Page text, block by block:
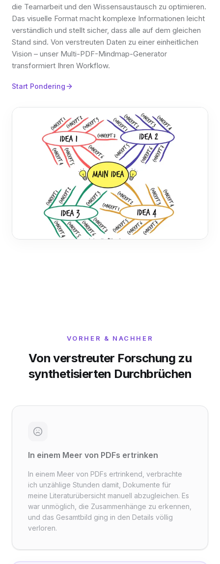
die Teamarbeit und den Wissensaustausch zu optimieren.
Das visuelle Format macht komplexe Informationen leicht
verständlich und stellt sicher, dass alle auf dem gleichen
Stand sind. Von verstreuten Daten zu einer einheitlichen
Vision – unser Multi-PDF-Mindmap-Generator
transformiert Ihren Workflow.
Start Pondering
VORHER & NACHHER
Von verstreuter Forschung zu
synthetisierten Durchbrüchen
In einem Meer von PDFs ertrinken
In einem Meer von PDFs ertrinkend, verbrachte
ich unzählige Stunden damit, Dokumente für
meine Literaturübersicht manuell abzugleichen. Es
war unmöglich, die Zusammenhänge zu erkennen,
und das Gesamtbild ging in den Details völlig
verloren.